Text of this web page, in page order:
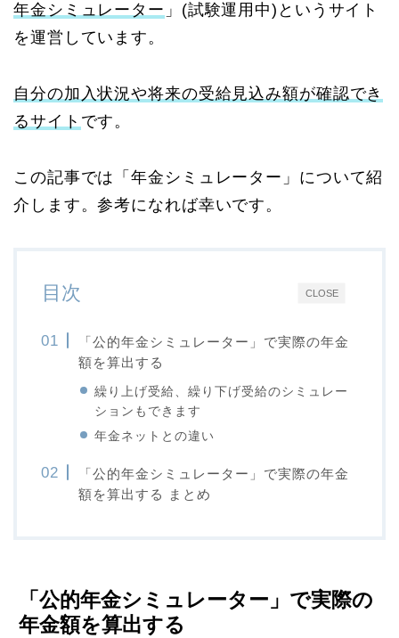
年金シミュレーター 」(試験運用中)というサイト
を運営しています。
自分の加入状況や将来の受給見込み額が確認でき
るサイト です。
この記事では「年金シミュレーター」について紹
介します。参考になれば幸いです。
CLOSE
目次
「公的年金シミュレーター」で実際の年金
額を算出する
繰り上げ受給、繰り下げ受給のシミュレー
ションもできます
年金ネットとの違い
「公的年金シミュレーター」で実際の年金
額を算出する まとめ
「公的年金シミュレーター」で実際の
年金額を算出する